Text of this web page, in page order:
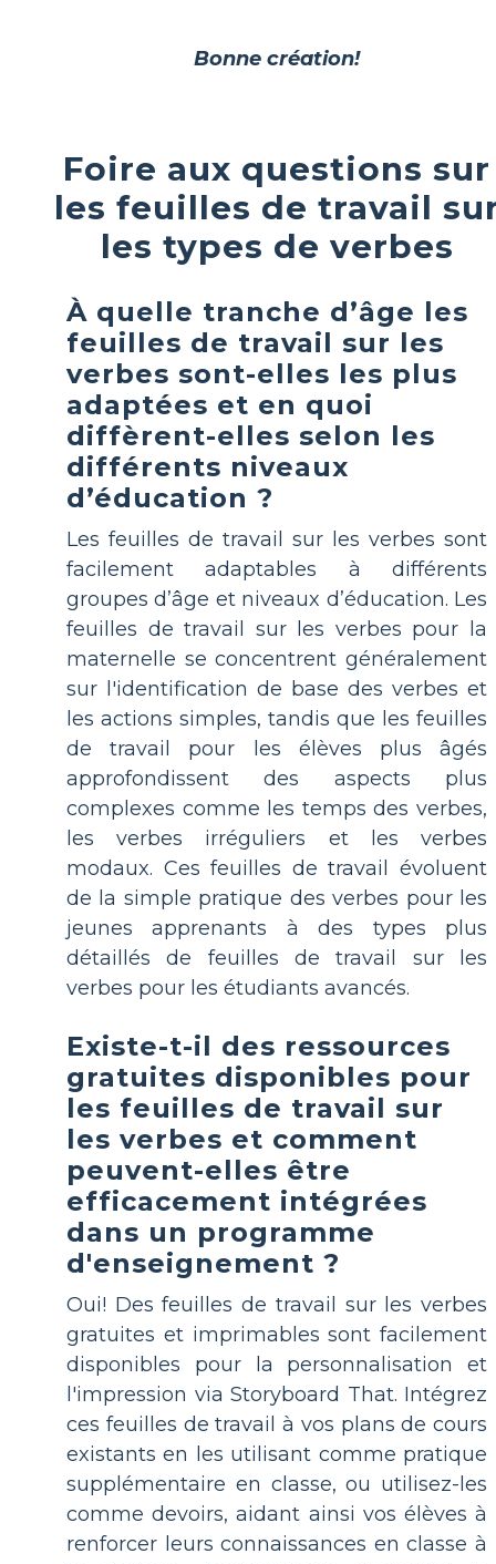
Bonne création!
Foire aux questions sur
les feuilles de travail
les types de verbes
À quelle tranche d’âge les
feuilles de travail sur les
verbes sont-elles les plus
adaptées et en quoi
diffèrent-elles selon les
différents niveaux
d’éducation ?
Les feuilles de travail sur les verbes sont
facilement adaptables à différents
groupes d’âge et niveaux d’éducation. Les
feuilles de travail sur les verbes pour la
maternelle se concentrent généralement
sur l'identification de base des verbes et
les actions simples, tandis que les feuilles
de travail pour les élèves plus âgés
approfondissent des aspects plus
complexes comme les temps des verbes,
les verbes irréguliers et les verbes
modaux. Ces feuilles de travail évoluent
de la simple pratique des verbes pour les
jeunes apprenants à des types plus
détaillés de feuilles de travail sur les
verbes pour les étudiants avancés.
Existe-t-il des ressources
gratuites disponibles pour
les feuilles de travail sur
les verbes et comment
peuvent-elles être
efficacement intégrées
dans un programme
d'enseignement ?
Oui! Des feuilles de travail sur les verbes
gratuites et imprimables sont facilement
disponibles pour la personnalisation et
l'impression via Storyboard That. Intégrez
ces feuilles de travail à vos plans de cours
existants en les utilisant comme pratique
supplémentaire en classe, ou utilisez-les
comme devoirs, aidant ainsi vos élèves à
renforcer leurs connaissances en classe à